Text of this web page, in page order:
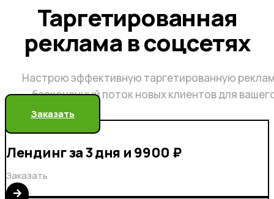
Таргетированная
реклама в соцсетях
Настрою эффективную таргетированную
бесконечный поток новых клиентов для
Заказать
Лендинг за 3 дня и 9900 ₽
Заказать